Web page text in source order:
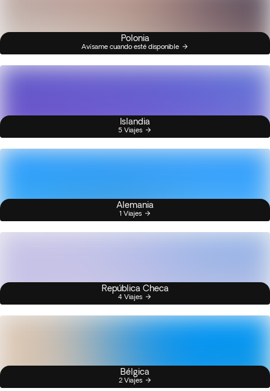
Polonia
Avísame cuando esté disponible
Islandia
5 Viajes
Alemania
1 Viajes
República Checa
4 Viajes
Bélgica
2 Viajes